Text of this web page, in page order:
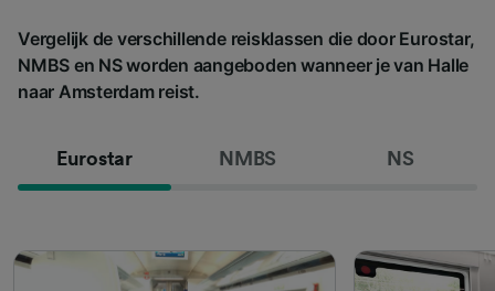
Vergelijk de verschillende reisklassen die door Eurostar,
NMBS en NS worden aangeboden wanneer je van Halle
naar Amsterdam reist.
Eurostar NMBS NS